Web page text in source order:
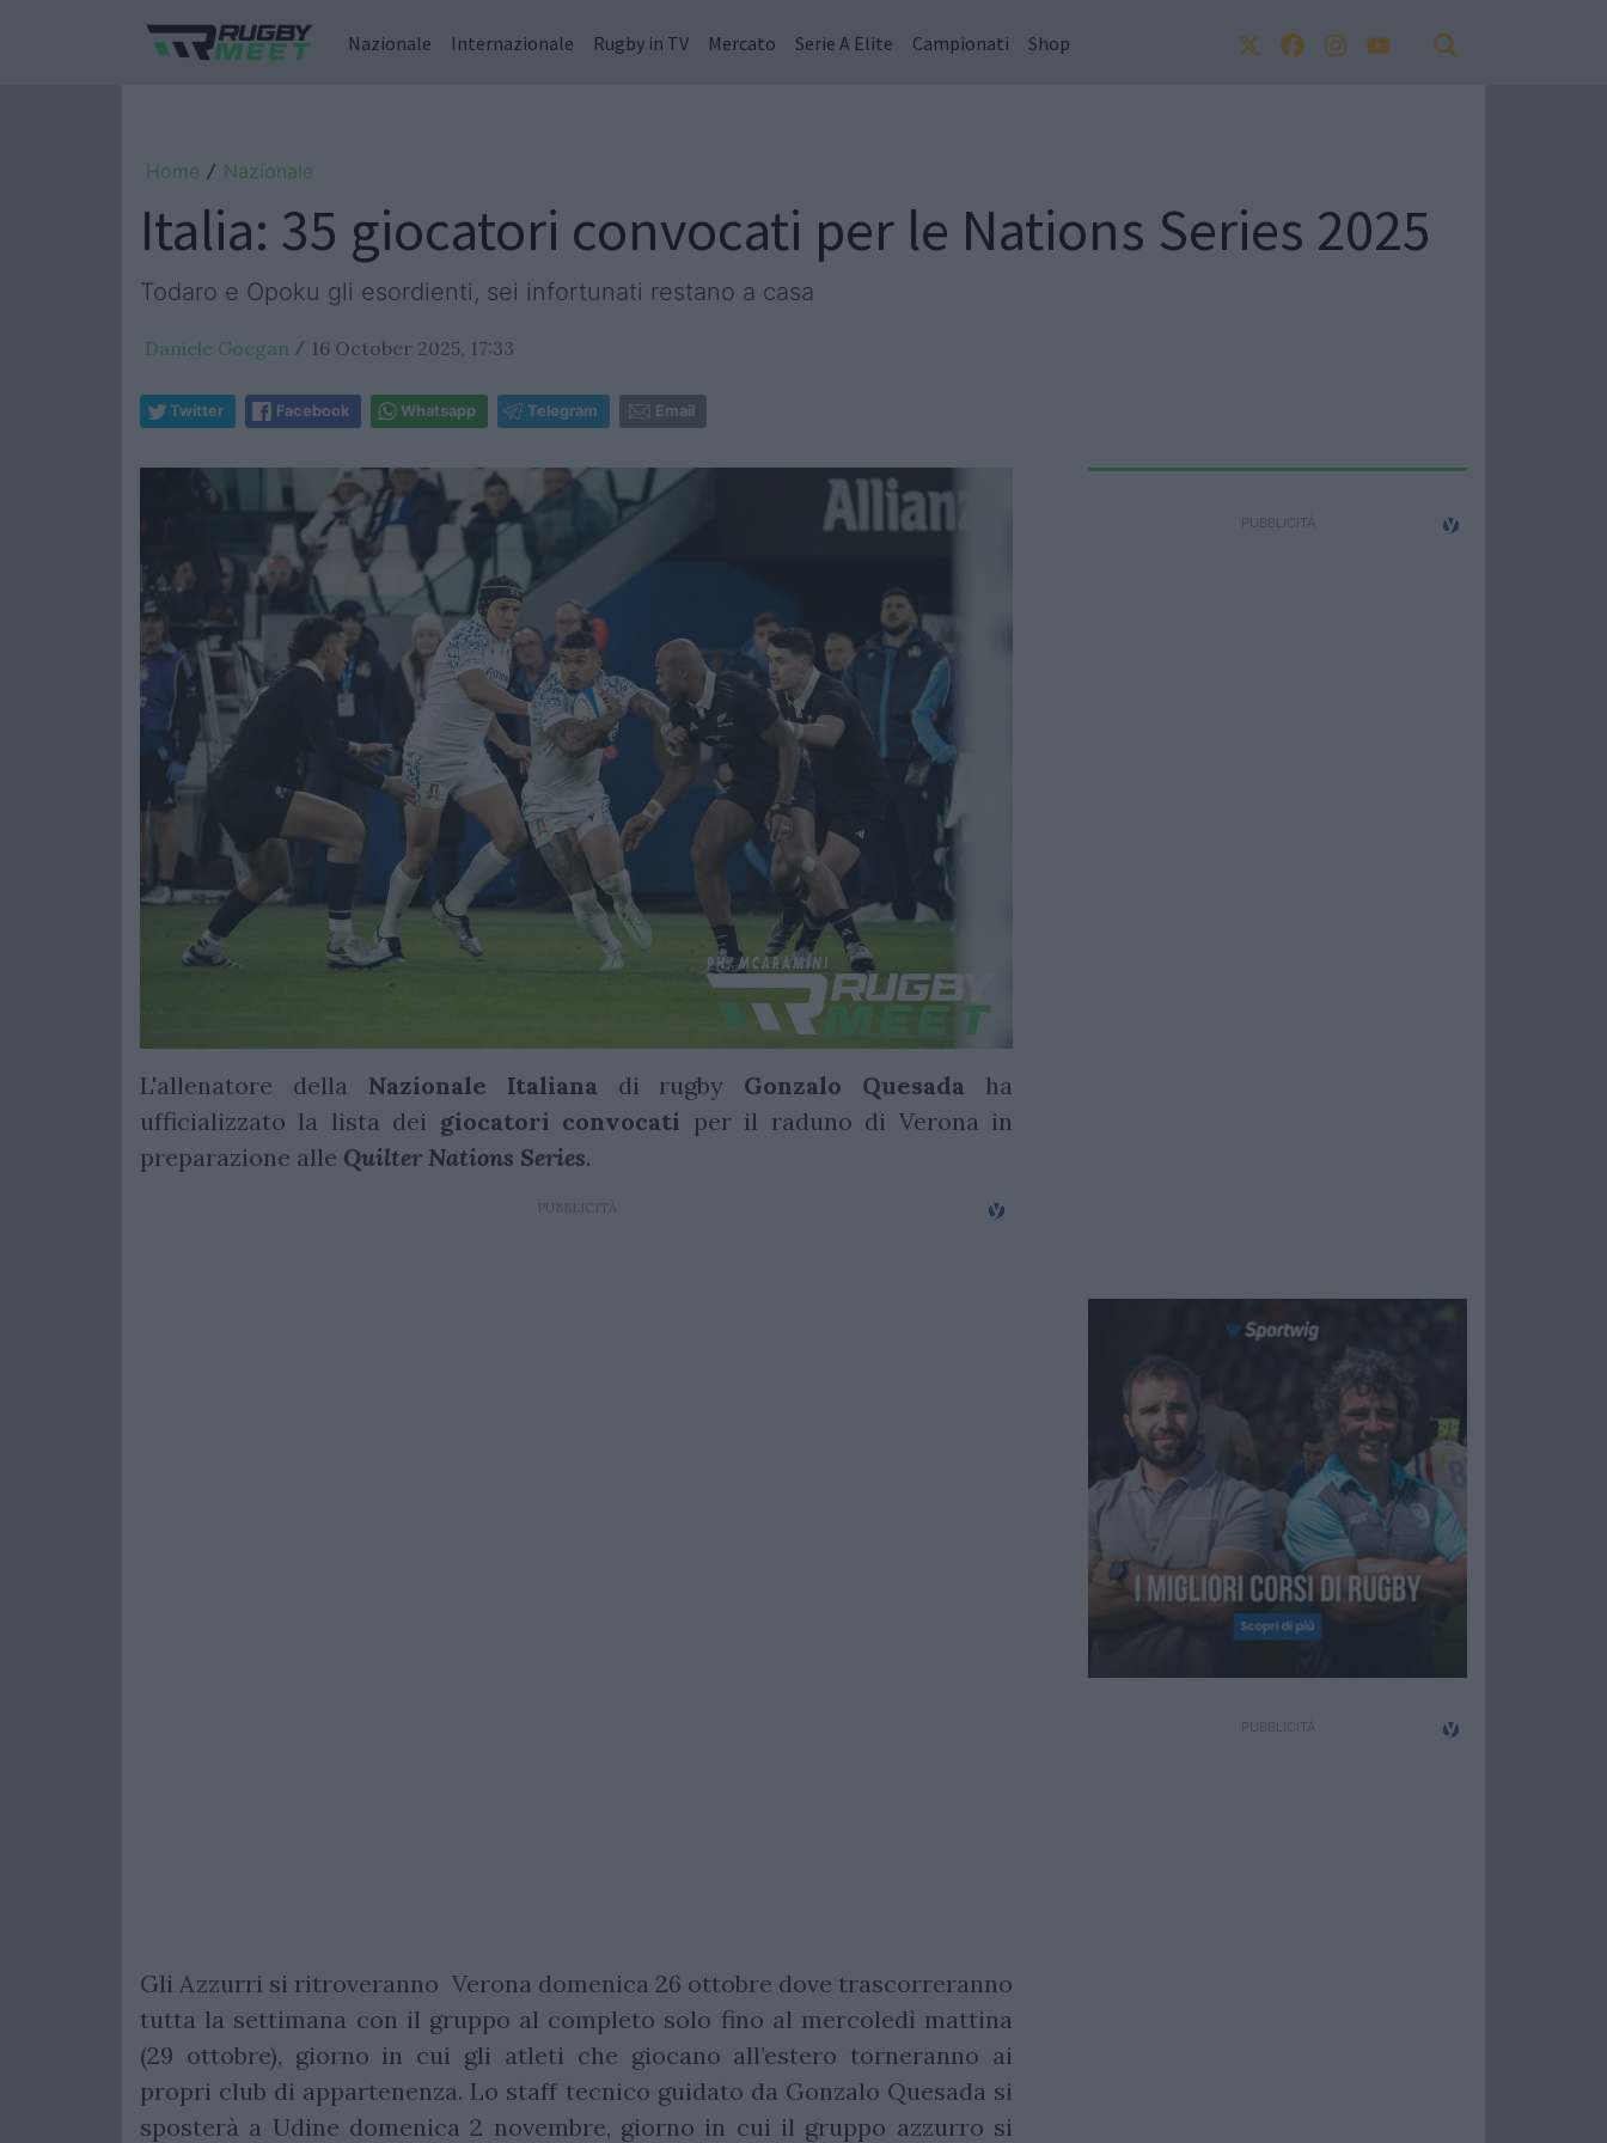
Nazionale Internazionale Rugby in TV Mercato Serie A Elite Campionati Shop
Home / Nazionale
Italia: 35 giocatori convocati per le Nations Series 2025
Todaro e Opoku gli esordienti, sei infortunati restano a casa
Daniele Goegan / 16 October 2025, 17:33
Twitter Facebook Whatsapp Telegram Email
L'allenatore della Nazionale Italianadi rugby Gonzalo Quesada ha
ufficializzato la lista dei giocatori convocati per il raduno di Verona in
preparazione alle Quilter Nations Series.
Gli Azzurri si ritroveranno Verona domenica 26 ottobre dove trascorreranno
tutta la settimana con il gruppo al completo solo fino al mercoledì mattina
(29 ottobre), giorno in cui gli atleti che giocano all’estero torneranno ai
propri club di appartenenza. Lo staff tecnico guidato da Gonzalo Quesada si
sposterà a Udine domenica 2 novembre, giorno in cui il gruppo azzurro si